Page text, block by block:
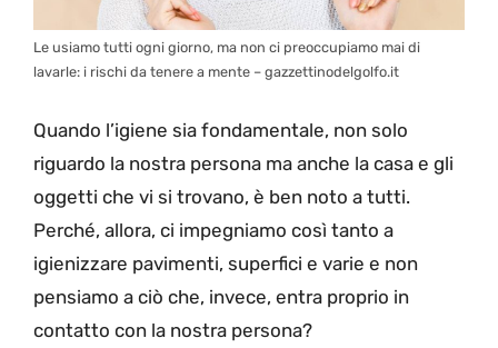
Le usiamo tutti ogni giorno, ma non ci preoccupiamo mai di
lavarle: i rischi da tenere a mente – gazzettinodelgolfo.it
Quando l’igiene sia fondamentale, non solo
riguardo la nostra persona ma anche la casa e gli
oggetti che vi si trovano, è ben noto a tutti.
Perché, allora, ci impegniamo così tanto a
igienizzare pavimenti, superfici e varie e non
pensiamo a ciò che, invece, entra proprio in
contatto con la nostra persona?